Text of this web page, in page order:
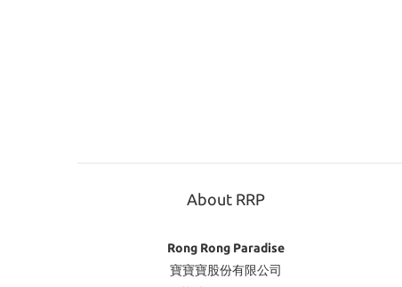
About RRP
Rong Rong Paradise
寶寶寶股份有限公司